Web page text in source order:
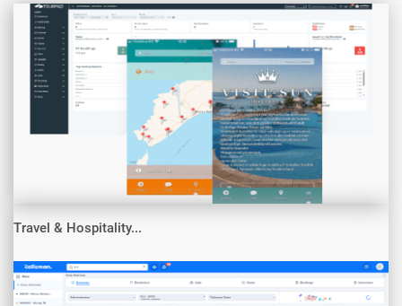
Travel & Hospitality...